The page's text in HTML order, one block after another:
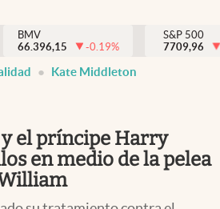
México
BMV
66.396,15
-0.19%
S&P 500
7709,96
Kate Middleton
el príncipe Harry
en medio de la pelea